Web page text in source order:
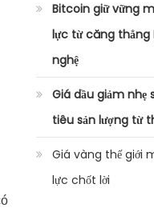
Bitcoin giữ vững
lực từ căng thẳng
nghệ
Giá dầu giảm nhẹ
tiêu sản lượng từ
Giá vàng thế giới
lực chốt lời